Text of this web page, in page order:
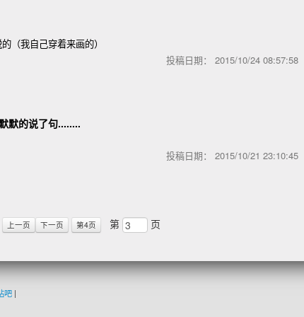
（我自己穿着来画的）
投稿日期： 2015/10/24
默的说了句........
投稿日期： 2015/10/21
上一页 下一页 第4页 第 页
吧 |